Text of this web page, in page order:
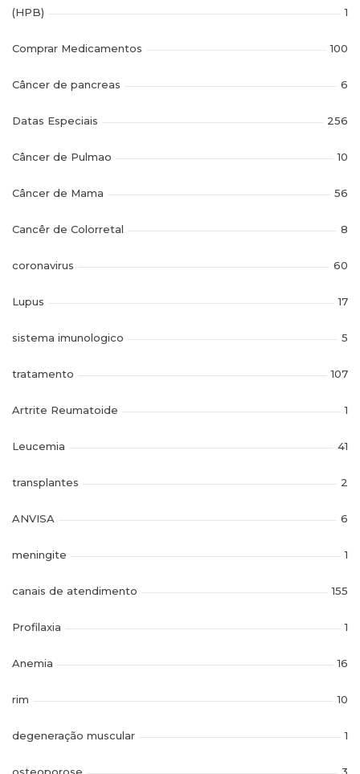
(HPB) 1
Comprar Medicamentos 100
Câncer de pancreas 6
Datas Especiais 256
Câncer de Pulmao 10
Câncer de Mama 56
Cancêr de Colorretal 8
coronavirus 60
Lupus 17
sistema imunologico 5
tratamento 107
Artrite Reumatoide 1
Leucemia 41
transplantes 2
ANVISA 6
meningite 1
canais de atendimento 155
Profilaxia 1
Anemia 16
rim 10
degeneração muscular 1